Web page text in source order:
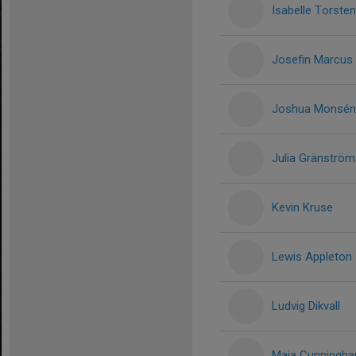
Isabelle
Josefin Marcus
Joshua Monsén
Julia Gränström
Kevin Kruse
Lewis Appleton
Ludvig Dikvall